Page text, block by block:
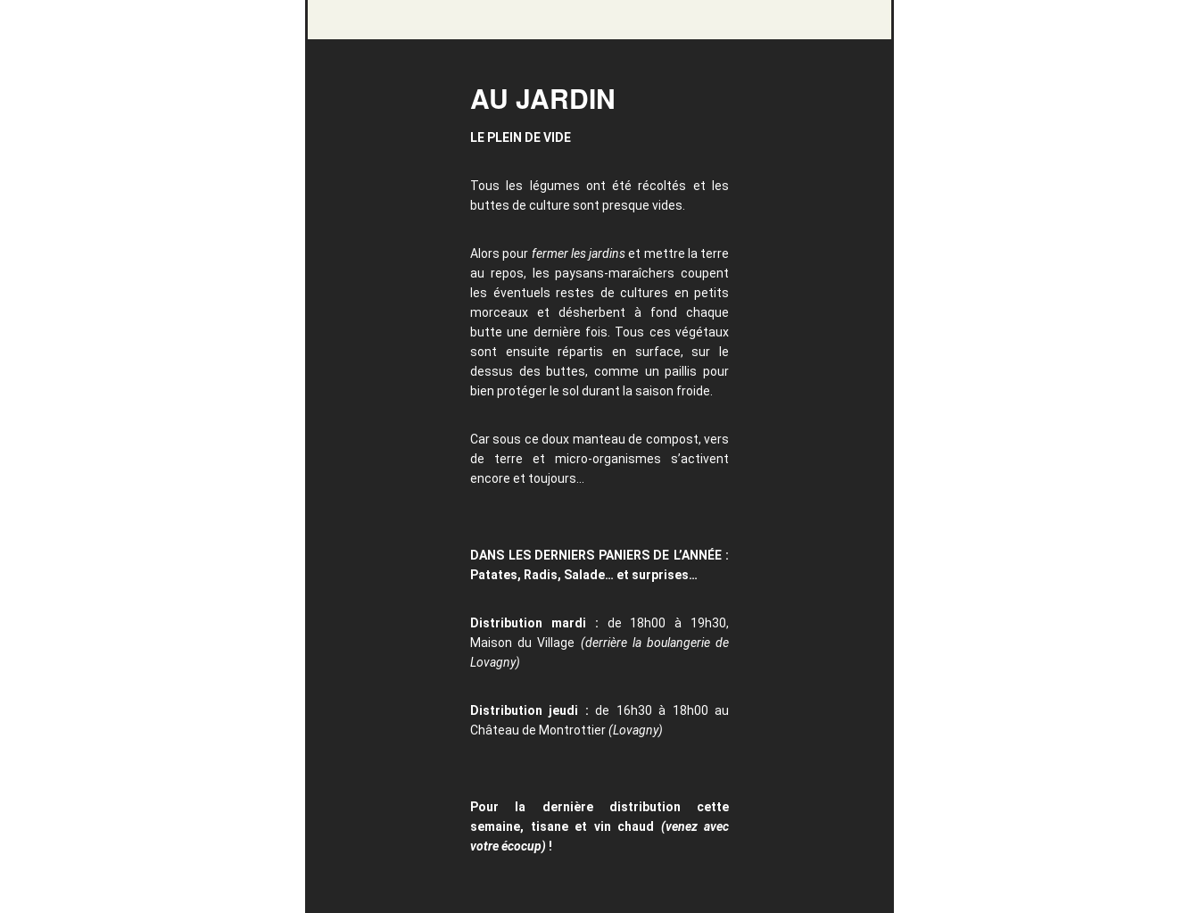
AU JARDIN
LE PLEIN DE VIDE
Tous les légumes ont été récoltés et les
buttes de culture sont presque vides.
Alors pour fermer les jardinset mettre la terre
au repos, les paysans-maraîchers coupent
les éventuels restes de cultures en petits
morceaux et désherbent à fond chaque
butte une dernière fois. Tous ces végétaux
sont ensuite répartis en surface, sur le
dessus des buttes, comme un paillis pour
bien protéger le sol durant la saison froide.
Car sous ce doux manteau de compost, vers
de terre et micro-organismes s’activent
encore et toujours…
DANS LES DERNIERS PANIERS DE L’ANNÉE :
Patates, Radis, Salade… et surprises…
Distribution mardi : de 18h00 à 19h30,
Maison du Village (derrière la boulangerie de
Lovagny)
Distribution jeudi : de 16h30 à 18h00 au
Château de Montrottier(Lovagny)
Pour la dernière distribution cette
semaine, tisane et vin chaud (venez avec
votre écocup) !